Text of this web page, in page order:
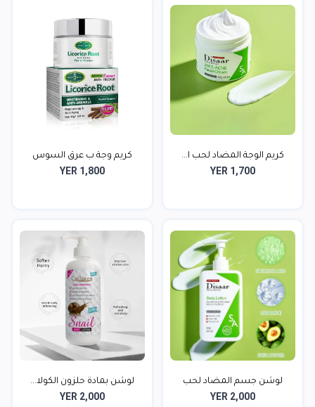
كريم الوجة المضاد لحب ا...
YER 1,700
كريم وجة ب عرق السوس
YER 1,800
لوشن جسم المضاد لحب
الش...
YER 2,000
لوشن بمادة حلزون الكولا...
YER 2,000